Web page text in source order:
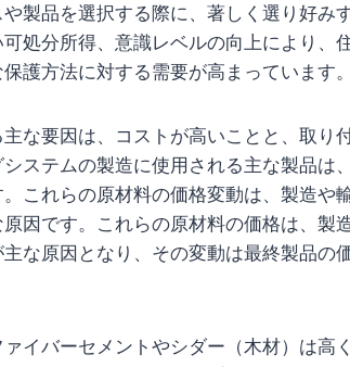
製品を選択する際に、著しく選り好み
処分所得、意識レベルの向上により、
護方法に対する需要が高まっています。
な要因は、コストが高いことと、取り
ステムの製造に使用される主な製品は
これらの原材料の価格変動は、製造や
因です。これらの原材料の価格は、製
な原因となり、その変動は最終製品の
イバーセメントやシダー（木材）は高